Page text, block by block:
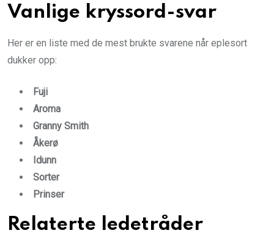
Vanlige kryssord-svar
Her er en liste med de mest brukte svarene når eplesort
dukker opp:
Fuji
Aroma
Granny Smith
Åkerø
Idunn
Sorter
Prinser
Relaterte ledetråder